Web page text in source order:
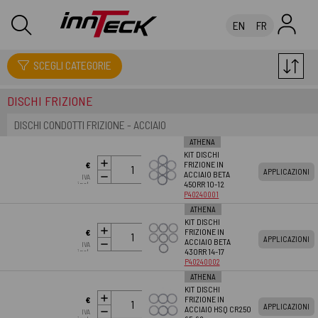
EN FR
SCEGLI CATEGORIE
DISCHI FRIZIONE
DISCHI CONDOTTI FRIZIONE - ACCIAIO
ATHENA
KIT DISCHI
FRIZIONE IN
ACCIAIO BETA
450RR 10-12
P40240001
APPLICAZIONI
€
54.13
IVA
incl.
AGGIUNGI AL
CARRELLO
ATHENA
KIT DISCHI
FRIZIONE IN
ACCIAIO BETA
430RR 14-17
P40240002
APPLICAZIONI
€
54.13
IVA
incl.
AGGIUNGI AL
CARRELLO
ATHENA
KIT DISCHI
FRIZIONE IN
ACCIAIO HSQ CR250
APPLICAZIONI
€
IVA
AGGIUNGI AL
CARRELLO